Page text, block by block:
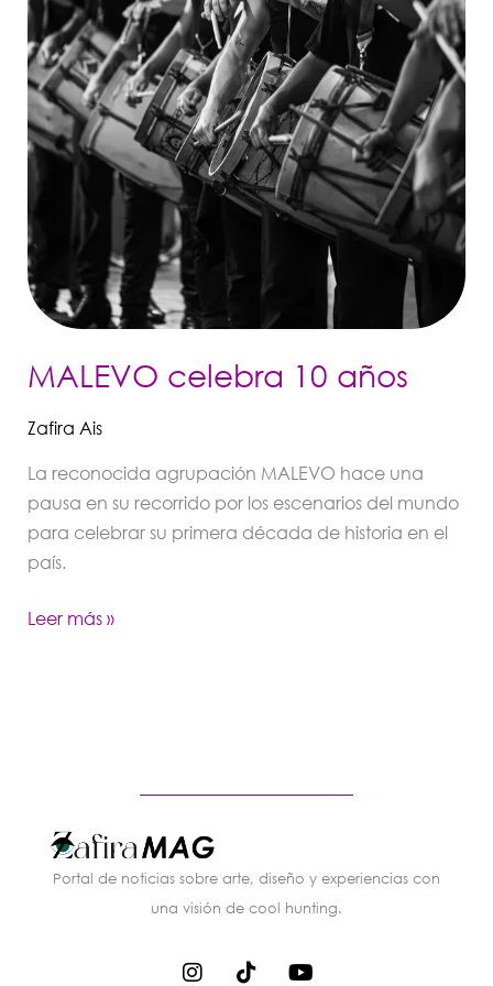
MALEVO celebra 10 años
Zafira Ais
La reconocida agrupación MALEVO hace una
pausa en su recorrido por los escenarios del mundo
para celebrar su primera década de historia en el
país.
Leer más »
Portal de noticias sobre arte, diseño y experiencias con
una visión de cool hunting.
I
T
Y